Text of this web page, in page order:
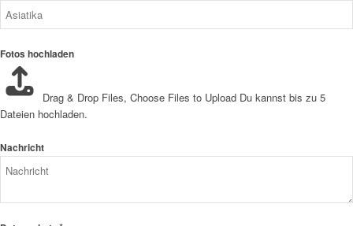
Fotos hochladen
Drag & Drop Files, Choose Files to Upload Du kannst bis zu 5
Dateien hochladen.
Nachricht